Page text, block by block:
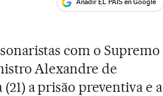
Añadir EL PAÍS en Google
com o Supremo
Alexandre de
a prisão preventiva e a